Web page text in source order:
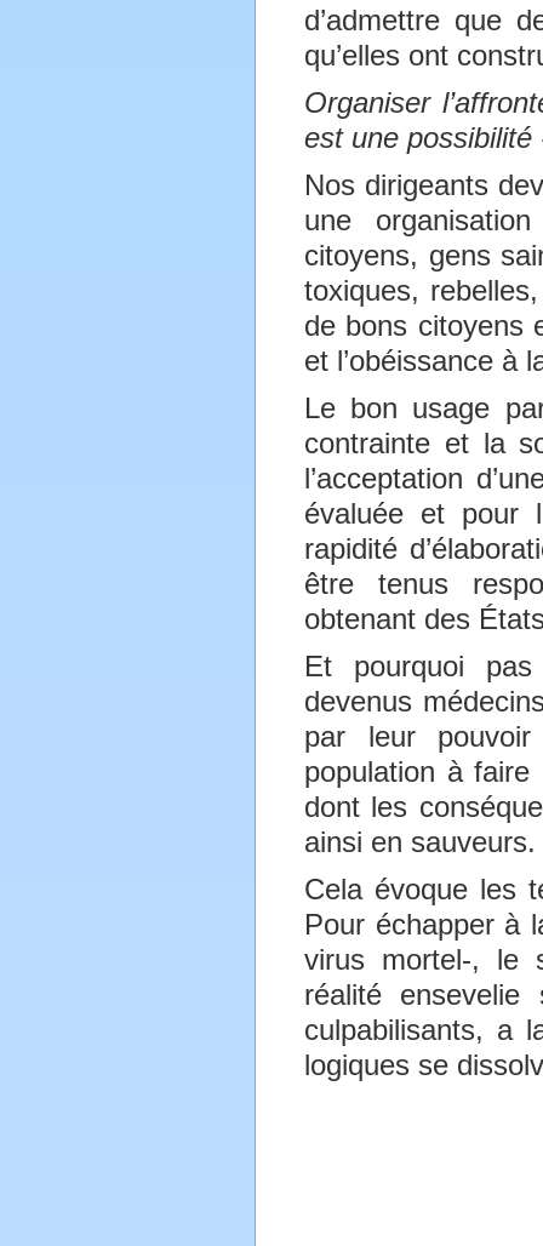
d’admettre que
qu’elles ont
Organiser
est une possibilité
Nos dirigeants
une
citoyens, gens
toxiques,
de bons citoyens
et l’obéissance à
Le bon usage
contrainte et la
l’acceptation
évaluée et pour
rapidité
être tenus
obtenant des
Et pourquoi
devenus
par leur
population à faire
dont les
ainsi en sauveurs.
Cela évoque les
Pour échapper à
virus mortel-, le
réalité ensevelie
culpabilisants, a
logiques se